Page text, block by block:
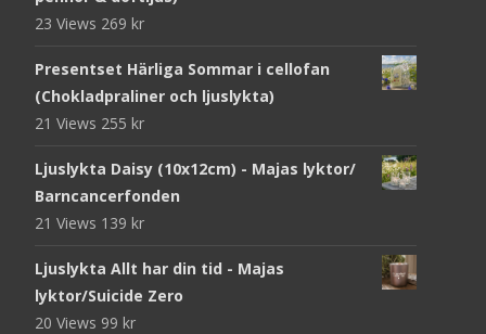
23 Views 269 kr
Presentset Härliga Sommar i cellofan
(Chokladpraliner och ljuslykta)
21 Views 255 kr
Ljuslykta Daisy (10x12cm) - Majas lyktor/
Barncancerfonden
21 Views 139 kr
Ljuslykta Allt har din tid - Majas
lyktor/Suicide Zero
20 Views 99 kr